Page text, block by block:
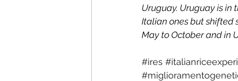
Uruguay. Uruguay is in
Italian ones but shifted
May to October and in
#ires